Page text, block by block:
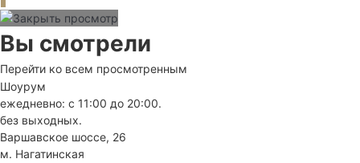
Вы смотрели
Перейти ко всем просмотренным
Шоурум
ежедневно: с 11:00 до 20:00.
без выходных.
Варшавское шоссе, 26
м. Нагатинская